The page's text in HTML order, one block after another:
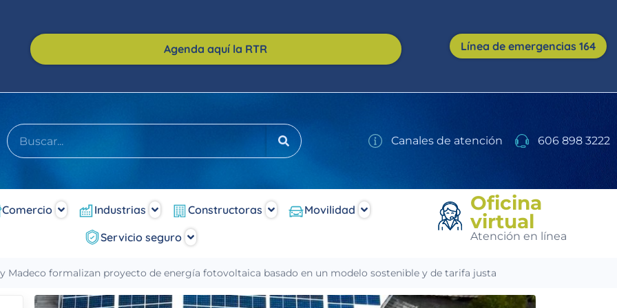
Agenda aquí la RTR Línea de emergencias 164
Canales de atención 606 898 3222
Comercio Industrias Constructoras
Movilidad
Servicio seguro
Oficina
virtual
Atención en línea
Madeco formalizan proyecto de energía fotovoltaica basado en un modelo sostenible y de tarifa justa